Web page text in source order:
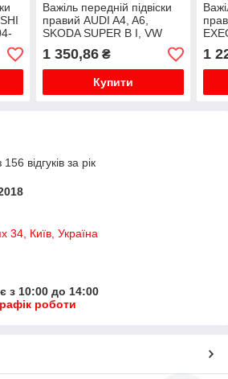
Важіль передній підвіски
правий AUDI A4, A6,
SKODA SUPER B I, VW
PASSAT 94-
1 350,86₴
Купити
1
відгуків за рік
34, Київ, Україна
з 10:00 до 14:00
роботи